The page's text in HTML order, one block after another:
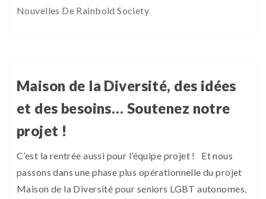
Nouvelles De Rainbold Society
Maison de la Diversité, des idées
et des besoins… Soutenez notre
projet !
C’est la rentrée aussi pour l’équipe projet ! Et nous
passons dans une phase plus opérationnelle du projet
Maison de la Diversité pour seniors LGBT autonomes,